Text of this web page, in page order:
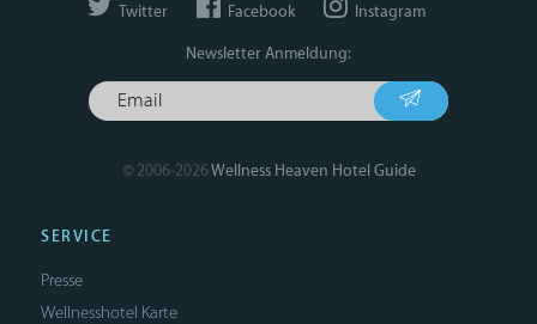
Twitter Facebook Instagram
Newsletter Anmeldung:
© 2006-2026Wellness Heaven Hotel Guide
SERVICE
Presse
Wellnesshotel Karte